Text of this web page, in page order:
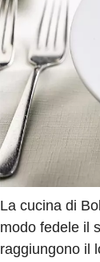
La cucina di
modo fedele il
raggiungono il